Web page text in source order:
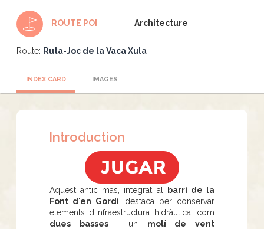
ROUTE POI Architecture
Route: Ruta-Joc de la Vaca Xula
INDEX CARD IMAGES
Introduction
Aquest antic mas, integrat al
barri de la
Font d'en Gordi , destaca per conservar
elements d'infraestructura hidràulica, com
dues bassesi un molí de vent